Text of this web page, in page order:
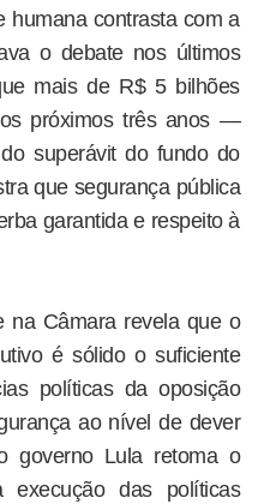
humana contrasta com a
o debate nos últimos
mais de R$ 5 bilhões
próximos três anos —
superávit do fundo do
que segurança pública
garantida e respeito à
na Câmara revela que o
é sólido o suficiente
políticas da oposição
ao nível de dever
governo Lula retoma o
das políticas